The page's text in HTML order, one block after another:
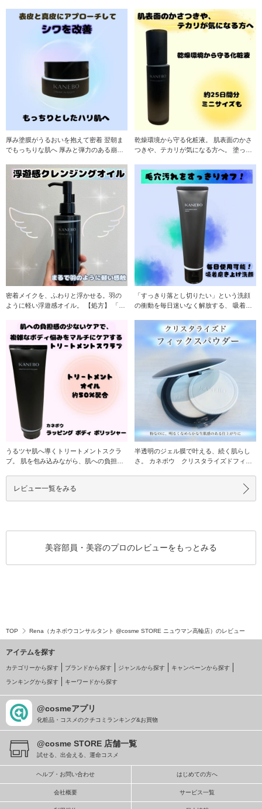
厚み塗膜がうるおいを抱えて密着 翌朝ま
でもっちりな肌へ 厚みと弾力のある崩れ
乾燥環境から守る化粧液。 肌表面のかさ
つきや、テカリが気になる方へ。 塗った
密着メイクを、ふわりと浮かせる。羽の
ように軽い浮遊感オイル。 【処方】 「リ
「すっきり落とし切りたい」という洗顔
の衝動を毎日迷いなく解放する、 吸着磨
うるツヤ肌へ導くトリートメントスクラ
ブ。 肌を包み込みながら、肌への負担感
半透明のジェル膜で叶える、続く肌らし
さ。 カネボウ クリスタライズドフィッ
レビュー一覧をみる
美容部員・美容のプロのレビューをもっとみる
TOP Rena（カネボウコンサルタント @cosme STORE ニュウマン高輪店）のレビュー
アイテムを探す
カテゴリーから探す ブランドから探す ジャンルから探す キャンペーンから探す
ランキングから探す キーワードから探す
@cosmeアプリ
化粧品・コスメのクチコミランキング&お買物
@cosme STORE 店舗一覧
試せる、出会える、運命コスメ
ヘルプ・お問い合わせ はじめての方へ
会社概要 サービス一覧